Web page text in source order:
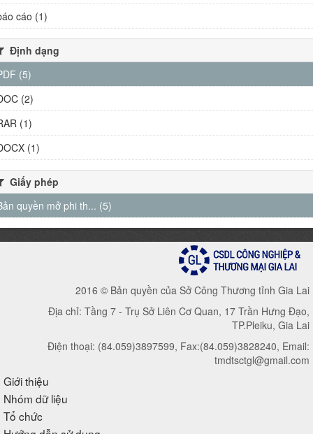
cáo (1)
Định dạng
(5)
(2)
(1)
(1)
Giấy phép
quyền mở phi th... (5)
2016 © Bản quyền của Sở Công Thương tỉnh Gia Lai
Địa chỉ: Tầng 7 - Trụ Sở Liên Cơ Quan, 17 Trần Hưng Đạo,
TP.Pleiku, Gia Lai
Điện thoại: (84.059)3897599, Fax:(84.059)3828240, Email:
tmdtsctgl@gmail.com
Giới thiệu
Nhóm dữ liệu
Tổ chức